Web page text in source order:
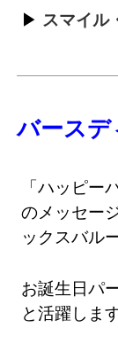
スマイル
バースデ
「ハッピー
のメッセー
ックスバル
お誕生日パ
と活躍します